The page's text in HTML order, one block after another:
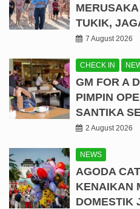
TUKIK,
7 August 2026
CHECK IN
GM FOR A
PIMPIN
SANTIKA
2 August 2026
NEWS
AGODA
KENAIKAN
DOMESTIK